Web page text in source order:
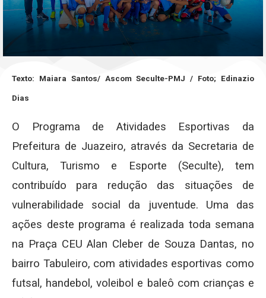
Texto: Maiara Santos/ Ascom Seculte-PMJ / Foto; Edinazio
Dias
O Programa de Atividades Esportivas da
Prefeitura de Juazeiro, através da Secretaria de
Cultura, Turismo e Esporte (Seculte), tem
contribuído para redução das situações de
vulnerabilidade social da juventude. Uma das
ações deste programa é realizada toda semana
na Praça CEU Alan Cleber de Souza Dantas, no
bairro Tabuleiro, com atividades esportivas como
futsal, handebol, voleibol e baleô com crianças e